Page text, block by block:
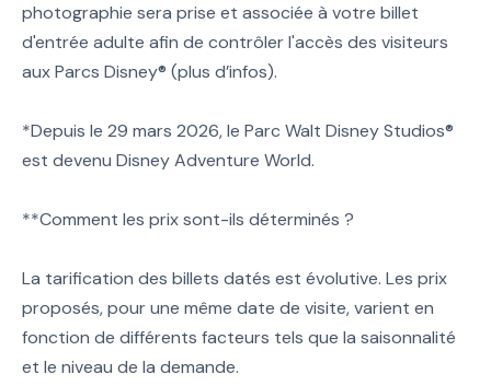
photographie sera prise et associée à votre billet
d'entrée adulte afin de contrôler l'accès des visiteurs
aux Parcs Disney® (plus d’infos).
*Depuis le 29 mars 2026, le Parc Walt Disney Studios®
est devenu Disney Adventure World.
**Comment les prix sont-ils déterminés ?
La tarification des billets datés est évolutive. Les prix
proposés, pour une même date de visite, varient en
fonction de différents facteurs tels que la saisonnalité
et le niveau de la demande.